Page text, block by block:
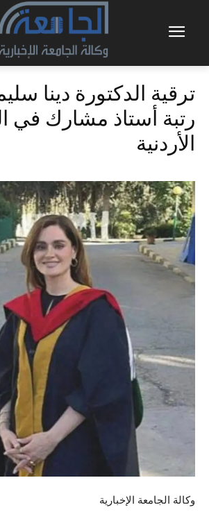
ترقية الدكتورة دينا
رتبة أستاذ مشارك في
الأردنية
وكالة الجامعة الإخبارية